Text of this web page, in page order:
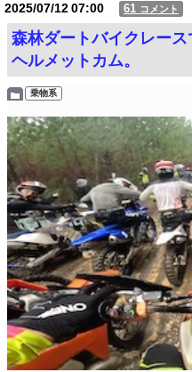
2025/07/1207:00 61 コメント
森林ダートバイクレー
ヘルメットカム。
乗物系